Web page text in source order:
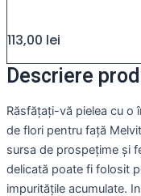
113,00 lei
Descriere
Răsfățați-vă pielea cu o
de flori pentru față
sursa de prospețime și
delicată poate fi folosit
impuritățile acumulate.